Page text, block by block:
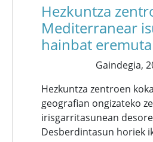
Hezkuntza
Mediterranear
hainbat
Gaindegia,
Hezkuntza zentroen
geografian ongizateko
irisgarritasunean
Desberdintasun horiek